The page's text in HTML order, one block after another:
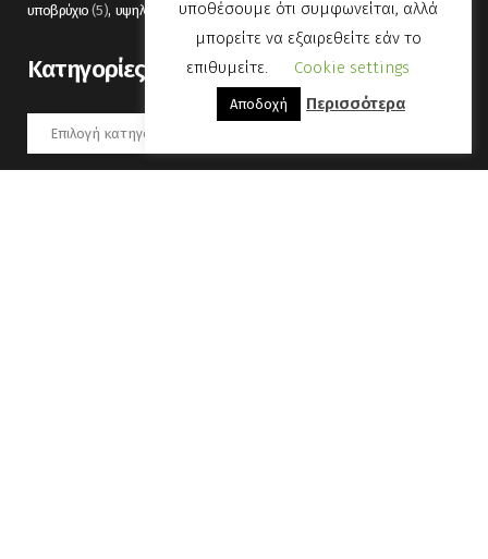
υποβρύχιο (5) υψηλή τάση(8) φωτισμός (6)
Kατηγορίες
Kατηγορίες
υποθέσουμε ότι συμφωνείται, αλλά
μπορείτε να εξαιρεθείτε εάν το
επιθυμείτε.
Cookie settings
Αποδοχή Περισσότερα